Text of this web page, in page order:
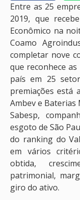
Entre as 25
2019, que
Econômico na
Coamo
completar nove
que reconhece
país em 25
premiações está
Ambev e
Sabesp,
esgoto de São
do ranking do
em vários
obtida,
patrimonial,
giro do ativo.